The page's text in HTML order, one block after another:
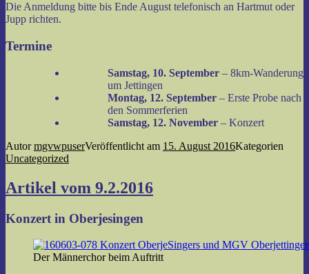
Die Anmeldung bitte bis Ende August telefonisch an Hartmut oder
Jupp richten.
Termine
Samstag, 10. September – 8km-Wanderung
um Jettingen
Montag, 12. September – Erste Probe nach
den Sommerferien
Samstag, 12. November – Konzert
AutormgvwpuserVeröffentlicht am 15. August 2016Kategorien
Uncategorized
Artikel vom 9.2.2016
Konzert in Oberjesingen
Der Männerchor beim Auftritt